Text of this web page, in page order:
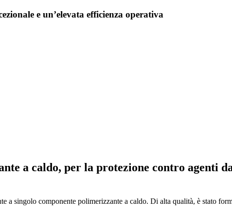
e un’elevata efficienza operativa
a caldo, per la protezione contro agenti
singolo componente polimerizzante a caldo. Di alta qualità, è stato